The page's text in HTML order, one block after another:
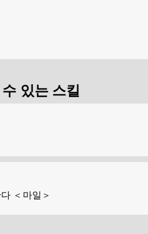
있는 스킬
＜마일＞